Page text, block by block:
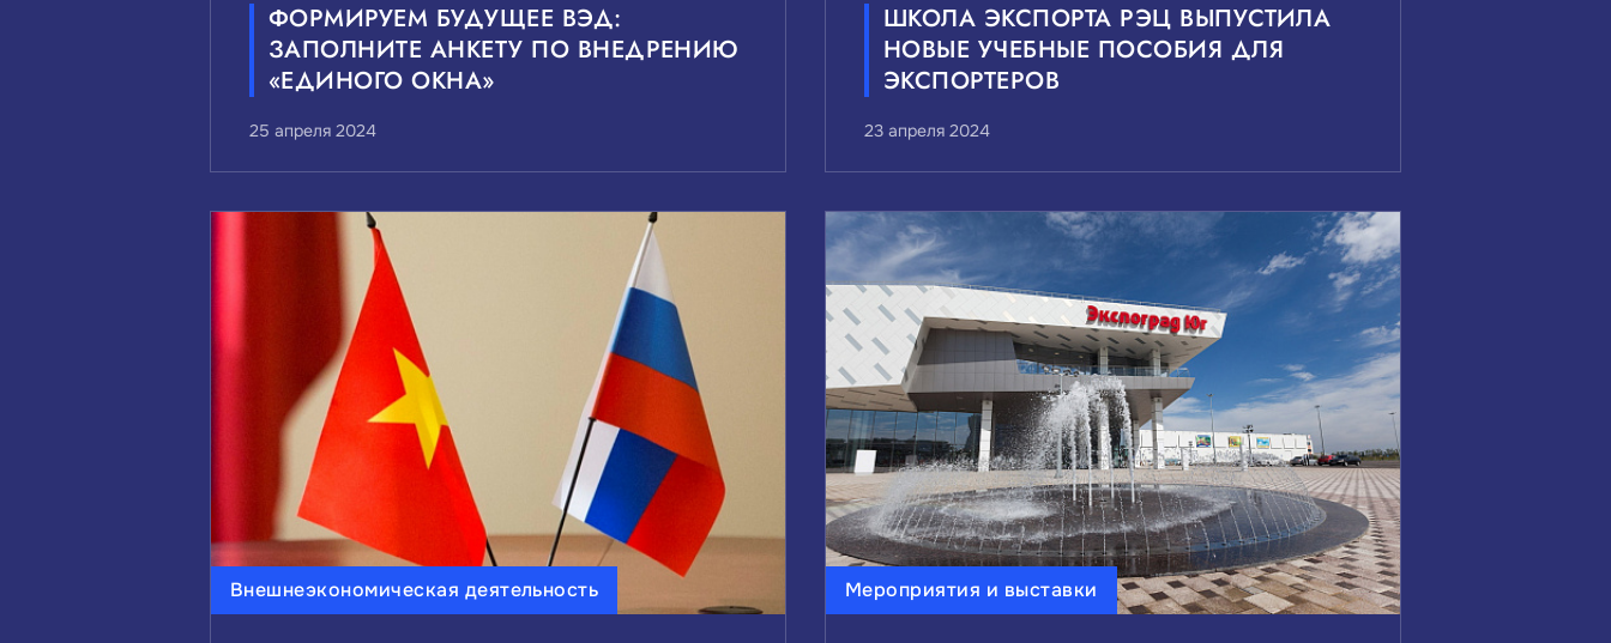
ФОРМИРУЕМ БУДУЩЕЕ ВЭД:
ЗАПОЛНИТЕ АНКЕТУ ПО ВНЕДРЕНИЮ
«ЕДИНОГО ОКНА»
25 апреля 2024
ШКОЛА ЭКСПОРТА РЭЦ ВЫПУСТИЛА
НОВЫЕ УЧЕБНЫЕ ПОСОБИЯ ДЛЯ
ЭКСПОРТЕРОВ
23 апреля 2024
Внешнеэкономическая деятельность Мероприятия и выставки